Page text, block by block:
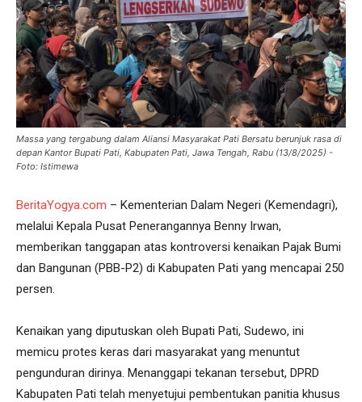
Massa yang tergabung dalam Aliansi Masyarakat Pati Bersatu berunjuk rasa di
depan Kantor Bupati Pati, Kabupaten Pati, Jawa Tengah, Rabu (13/8/2025) -
Foto: Istimewa
BeritaYogya.com – Kementerian Dalam Negeri (Kemendagri),
melalui Kepala Pusat Penerangannya Benny Irwan,
memberikan tanggapan atas kontroversi kenaikan Pajak Bumi
dan Bangunan (PBB-P2) di Kabupaten Pati yang mencapai 250
persen.
Kenaikan yang diputuskan oleh Bupati Pati, Sudewo, ini
memicu protes keras dari masyarakat yang menuntut
pengunduran dirinya. Menanggapi tekanan tersebut, DPRD
Kabupaten Pati telah menyetujui pembentukan panitia khusus